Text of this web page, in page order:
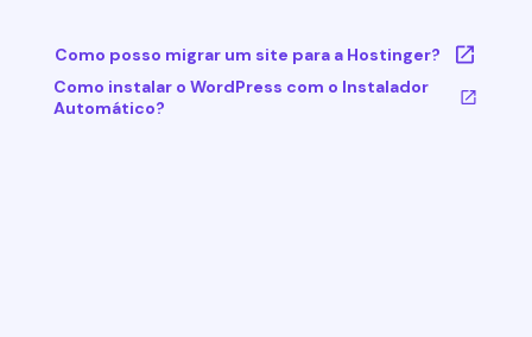
Como posso migrar um site para a Hostinger?
Como instalar o WordPress com o Instalador
Automático?